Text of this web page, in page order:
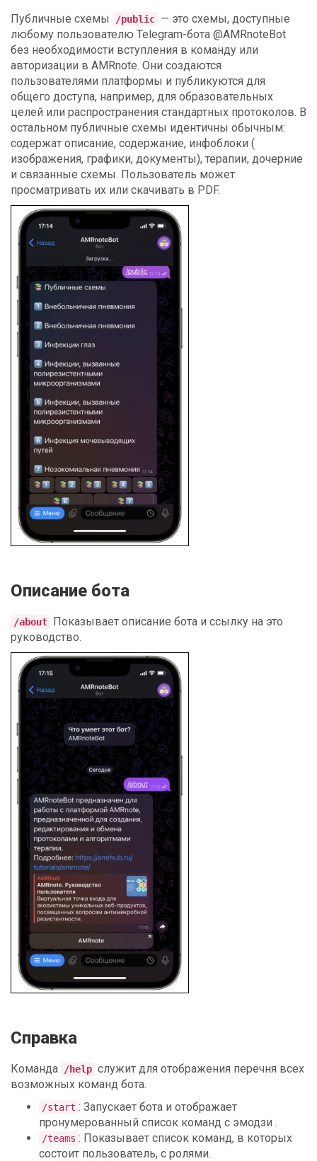
Публичные схемы /public — это схемы, доступные
любому пользователю Telegram-бота @AMRnoteBot
без необходимости вступления в команду или
авторизации в AMRnote. Они создаются
пользователями платформы и публикуются для
общего доступа, например, для образовательных
целей или распространения стандартных протоколов. В
остальном публичные схемы идентичны обычным:
содержат описание, содержание, инфоблоки (
изображения, графики, документы), терапии, дочерние
и связанные схемы. Пользователь может
просматривать их или скачивать в PDF.
Описание бота
/about Показывает описание бота и ссылку на это
руководство.
Справка
Команда /help служит для отображения перечня всех
возможных команд бота.
/start : Запускает бота и отображает
пронумерованный список команд с эмодзи .
/teams : Показывает список команд, в которых
состоит пользователь, с ролями.